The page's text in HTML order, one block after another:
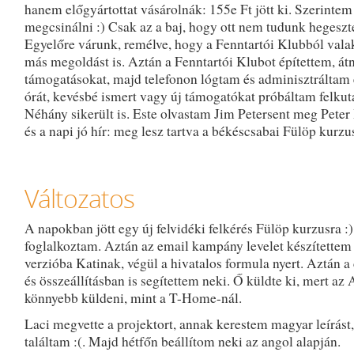
hanem előgyártottat vásárolnák: 155e Ft jött ki.
megcsinálni :) Csak az a baj, hogy ott nem tudunk
Egyelőre várunk, remélve, hogy a Fenntartói Klubból
más megoldást is. Aztán a Fenntartói Klubot építettem,
támogatásokat, majd telefonon lógtam és
órát, kevésbé ismert vagy új támogatókat próbáltam
Néhány sikerült is. Este olvastam Jim Petersent meg
és a napi jó hír: meg lesz tartva a békéscsabai Fülöp
Változatos
A napokban jött egy új felvidéki felkérés Fülöp kurzusra
foglalkoztam. Aztán az email kampány levelet
verzióba Katinak, végül a hivatalos formula nyert. Aztán a
és összeállításban is segítettem neki. Ő küldte ki, mert az
könnyebb küldeni, mint a T-Home-nál.
Laci megvette a projektort, annak kerestem magyar
találtam :(. Majd hétfőn beállítom neki az angol alapján.